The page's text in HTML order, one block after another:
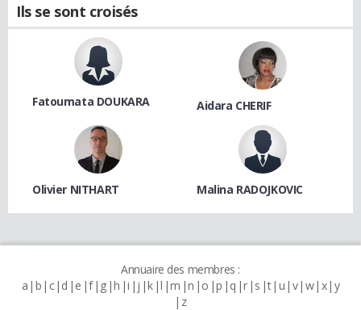
Ils se sont croisés
Fatoumata DOUKARA Aidara CHERIF
Olivier NITHART Malina RADOJKOVIC
Annuaire des membres :
a b c d e f g h i j k l m n o p q r s t u v w x y
z